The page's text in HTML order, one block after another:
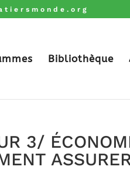
Bibliothèque
3/